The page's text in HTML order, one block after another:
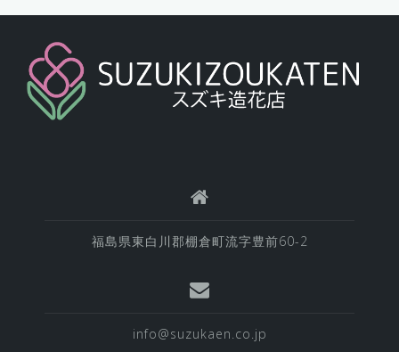
福島県東白川郡棚倉町流字豊前60-2
info@suzukaen.co.jp